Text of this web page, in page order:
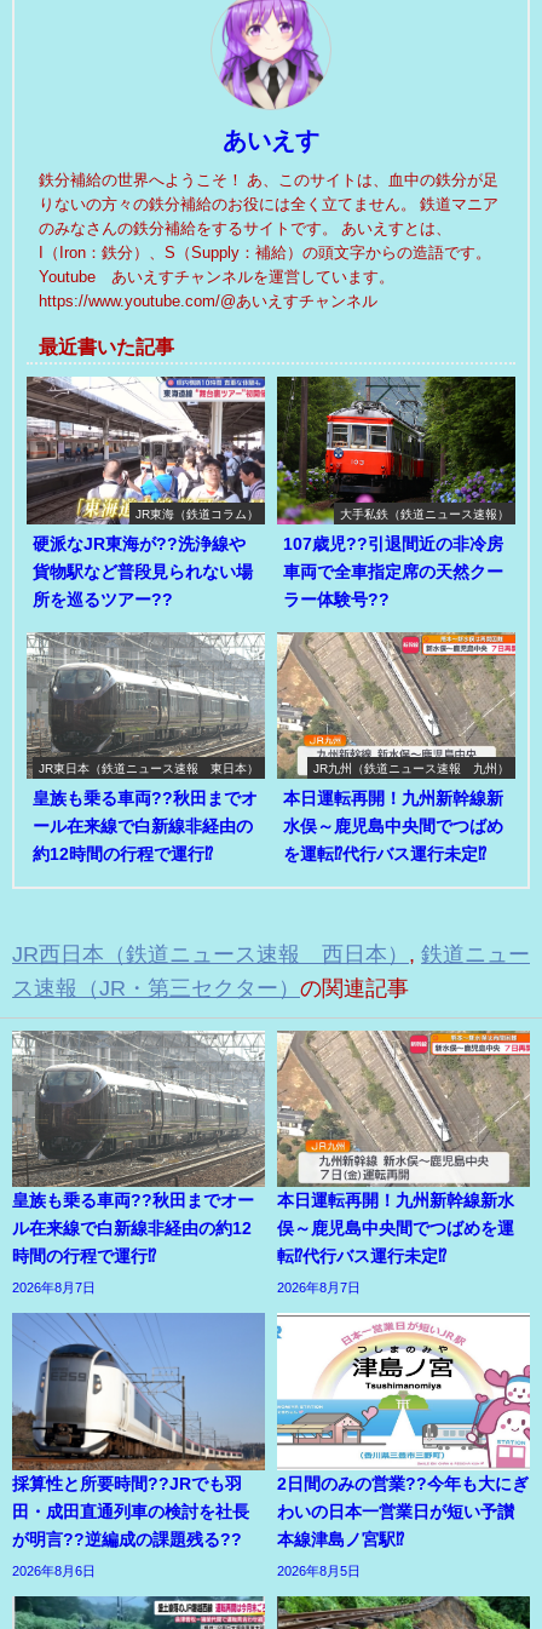
あいえす
鉄分補給の世界へようこそ！ あ、このサイトは、血中の鉄分が足
りないの方々の鉄分補給のお役には全く立てません。 鉄道マニア
のみなさんの鉄分補給をするサイトです。 あいえすとは、
I（Iron：鉄分）、S（Supply：補給）の頭文字からの造語です。
Youtube あいえすチャンネルを運営しています。
https://www.youtube.com/@あいえすチャンネル
最近書いた記事
JR東海（鉄道コラム）
硬派なJR東海が??洗浄線や
貨物駅など普段見られない場
所を巡るツアー??
大手私鉄（鉄道ニュース速報）
107歳児??引退間近の非冷房
車両で全車指定席の天然クー
ラー体験号??
JR東日本（鉄道ニュース速報 東日本）
皇族も乗る車両??秋田までオ
ール在来線で白新線非経由の
約12時間の行程で運行⁉
JR九州（鉄道ニュース速報 九州）
本日運転再開！九州新幹線新
水俣～鹿児島中央間でつばめ
を運転⁉代行バス運行未定⁉
JR西日本（鉄道ニュース速報 西日本） , 鉄道ニュー
ス速報（JR・第三セクター） の関連記事
皇族も乗る車両??秋田までオー
ル在来線で白新線非経由の約12
時間の行程で運行⁉
2026年8月7日
本日運転再開！九州新幹線新水
俣～鹿児島中央間でつばめを運
転⁉代行バス運行未定⁉
2026年8月7日
採算性と所要時間??JRでも羽
田・成田直通列車の検討を社長
が明言??逆編成の課題残る??
2026年8月6日
2日間のみの営業??今年も大にぎ
わいの日本一営業日が短い予讃
本線津島ノ宮駅⁉
2026年8月5日